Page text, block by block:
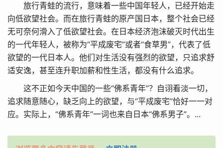
旅行青蛙的流行，意味着一些中国年轻人，已经开始走
向低欲望社会。而在旅行青蛙的原产国日本，整个社会已经
无可奈何滑入了低欲望社会。在日本经济泡沫破灭时代出生
的一代年轻人，被称为“平成废宅”或者“食草男”，代表了低
欲望的一代日本人。他们对生活没有强烈的欲望，只追求舒
适安逸，甚至连升职加薪和性生活，都没有什么追求。
这不正如今天中国的一些“佛系青年”？自诩看淡一切，
追求随意随心，缺乏向上的欲望，与“平成废宅”恰好一一对
应。实际上，“佛系青年”一词也来自日本“佛系男子”。...